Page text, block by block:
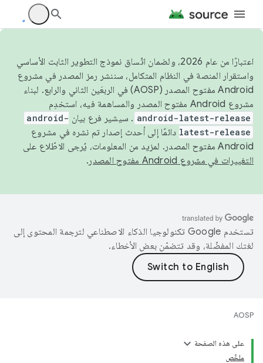
اعتبارًا من عام 2026، ولضمان اتّساق نموذج التطوير الثابت الأساسي
واستقرار المنصة في النظام المتكامل، سننشر رمز المصدر في مشروع
Android مفتوح المصدر (AOSP) في الربعَين الثاني والرابع. لبناء
مشروع Android مفتوح المصدر والمساهمة فيه، استخدِم
android-latest-release . سيشير فرع بيان android-
latest-release دائمًا إلى أحدث إصدار تم نشره في مشروع
Android مفتوح المصدر. لمزيد من المعلومات، يُرجى الاطّلاع على
التغييرات في مشروع Android مفتوح المصدر
.
تستخدم Google تكنولوجيا الذكاء الاصطناعي لترجمة المحتوى إلى
لغتك المفضّلة، وقد تتضمّن بعض الأخطاء.
AOSP
على هذه الصفحة
ملخّص